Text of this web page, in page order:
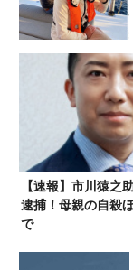
【速報】市川猿之
逮捕！母親の自殺
で